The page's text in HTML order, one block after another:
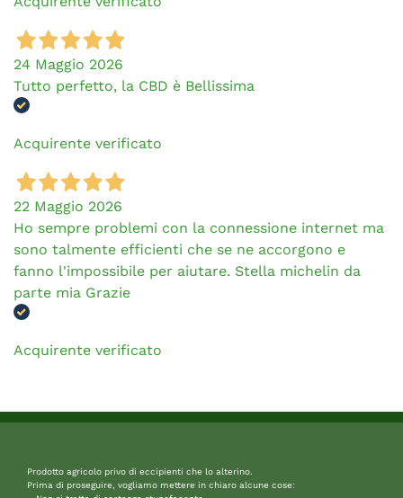
24 Maggio 2026
Tutto perfetto, la CBD è Bellissima
Acquirente verificato
22 Maggio 2026
Ho sempre problemi con la connessione internet ma
sono talmente efficienti che se ne accorgono e
fanno l'impossibile per aiutare. Stella michelin da
parte mia Grazie
Acquirente verificato
Prodotto agricolo privo di eccipienti che lo alterino.
Prima di proseguire, vogliamo mettere in chiaro alcune cose: